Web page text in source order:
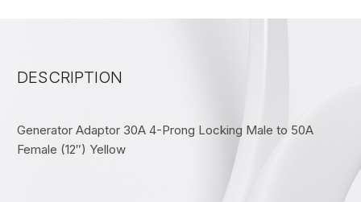
DESCRIPTION
Generator Adaptor 30A 4-Prong Locking Male to 50A
Female (12″) Yellow